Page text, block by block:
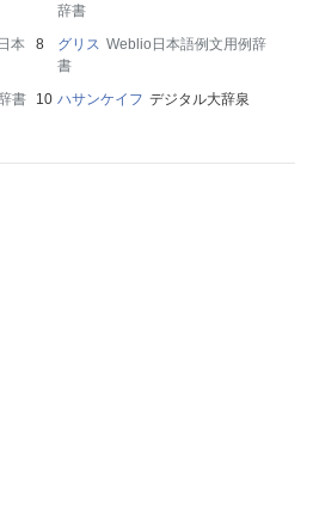
辞書
本
グリス Weblio日本語例文用例辞
書
書 ハサンケイフ デジタル大辞泉